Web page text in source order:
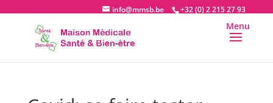
+32 (0) 2 215 27 93
info@mmsb.be